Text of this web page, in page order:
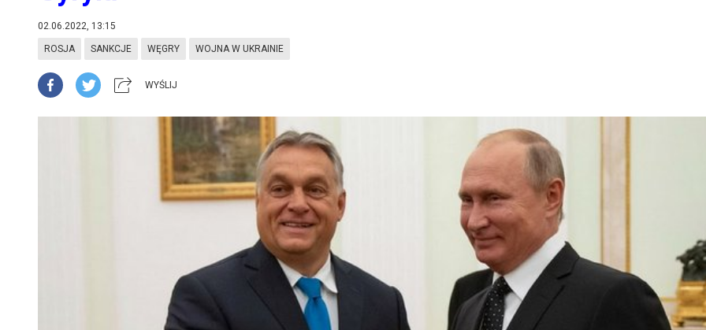
02.06.2022, 13:15
ROSJA SANKCJE WĘGRY WOJNA W UKRAINIE
WYŚLIJ